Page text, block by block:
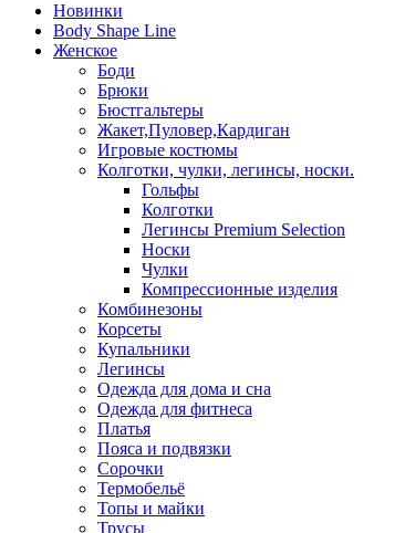
Новинки
Body Shape Line
Женское
Боди
Брюки
Бюстгальтеры
Жакет,Пуловер,Кардиган
Игровые костюмы
Колготки, чулки, легинсы, носки.
Гольфы
Колготки
Легинсы Premium Selection
Носки
Чулки
Компрессионные изделия
Комбинезоны
Корсеты
Купальники
Легинсы
Одежда для дома и сна
Одежда для фитнеса
Платья
Пояса и подвязки
Сорочки
Термобельё
Топы и майки
Трусы